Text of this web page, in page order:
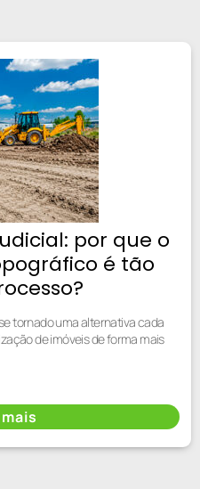
por que o
é tão
tornado uma alternativa cada
de imóveis de forma mais